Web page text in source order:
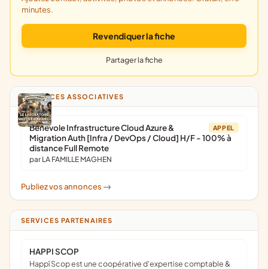
minutes.
Revendiquer la fiche
Partager la fiche
ANNONCES ASSOCIATIVES
APPEL
Bénévole Infrastructure Cloud Azure &
Migration Auth [Infra / DevOps / Cloud] H/F - 100% à
distance Full Remote
par LA FAMILLE MAGHEN
Publiez vos annonces ->
SERVICES PARTENAIRES
HAPPI SCOP
Happï Scop est une coopérative d’expertise comptable &